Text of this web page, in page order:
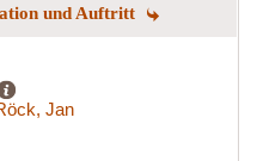
und Auftritt
Jan